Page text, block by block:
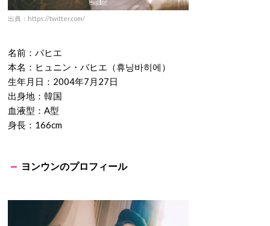
バヒエのプロフィール
出典：https://twitter.com/
名前：バヒエ
本名：ヒュニン・バヒエ（휴닝바히에）